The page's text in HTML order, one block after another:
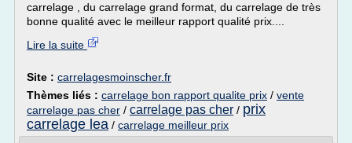
carrelage , du carrelage grand format, du carrelage de très
bonne qualité avec le meilleur rapport qualité prix....
Lire la suite
Site : carrelagesmoinscher.fr
Thèmes liés : carrelage bon rapport qualite prix / vente
carrelage pas cher / carrelage pas cher / prix
carrelage lea / carrelage meilleur prix